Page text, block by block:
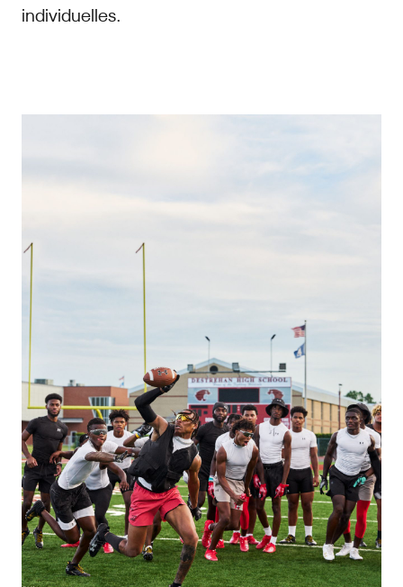
individuelles.